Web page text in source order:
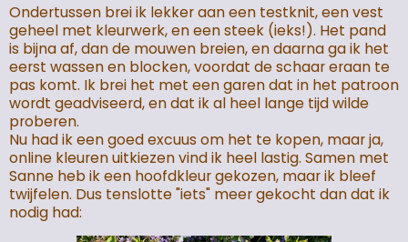
Ondertussen brei ik lekker aan een testknit, een vest
geheel met kleurwerk, en een steek (ieks!). Het pand
is bijna af, dan de mouwen breien, en daarna ga ik het
eerst wassen en blocken, voordat de schaar eraan te
pas komt. Ik brei het met een garen dat in het patroon
wordt geadviseerd, en dat ik al heel lange tijd wilde
proberen.
Nu had ik een goed excuus om het te kopen, maar ja,
online kleuren uitkiezen vind ik heel lastig. Samen met
Sanne heb ik een hoofdkleur gekozen, maar ik bleef
twijfelen. Dus tenslotte "iets" meer gekocht dan dat ik
nodig had: